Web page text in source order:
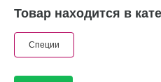
Товар находится в
Специи